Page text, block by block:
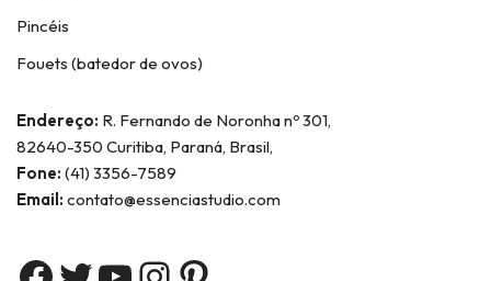
Pincéis
Fouets (batedor de ovos)
Endereço: R. Fernando de Noronha nº 301,
82640-350 Curitiba, Paraná, Brasil,
Fone: (41) 3356-7589
Email: contato@essenciastudio.com